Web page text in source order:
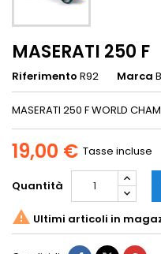
MASERATI 250 F
Riferimento R92 Marca
MASERATI 250 F WORLD
19,00 € Tasse incluse
Quantità
 Ultimi articoli in